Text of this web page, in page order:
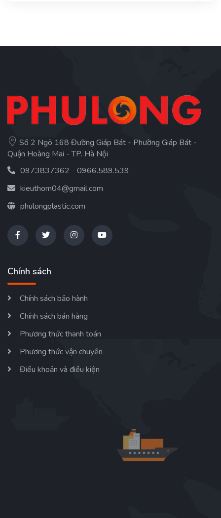
Số 2 Ngõ 168 Đường Giáp Bát - Phường Giáp Bát -
Quận Hoàng Mai - TP. Hà Nội
0973837362 - 0966.589.539
kieuthom04@gmail.com
phulongplastic.com
Chính sách
Chính sách bảo hành
Chính sách bán hàng
Phương thức thanh toán
Phương thức vận chuyển
Điều khoản và điều kiện